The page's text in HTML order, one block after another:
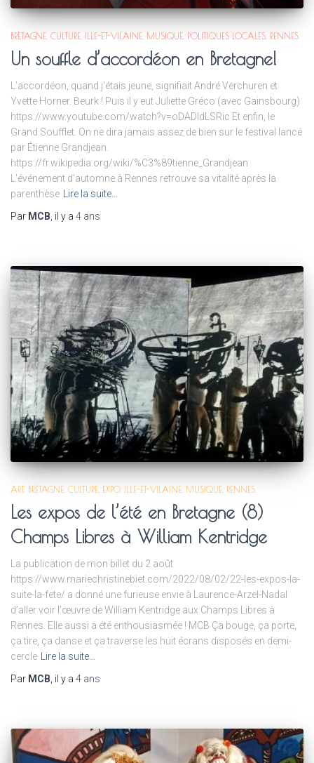
BRETAGNE CULTURE ILLE-ET-VILAINE MUSIQUE POLITIQUES LOCALES RENNES
Un souffle d’accordéon en Bretagne!
L’accordéon, quand j’étais jeune, signifiait André Verchuren et
Yvette Horner. Beurk ! Puis il y eut Juliette Gréco (avec Gainsbourg)
https://www.youtube.com/watch?v=oDADIdLSRic Et enfin, le
Grand Soufflet. On ne dira jamais assez de bien sur le festival lancé
par Étienne Grandjean.
https://fr.wikipedia.org/wiki/%C3%89tienne_Grandjean
L’événement d’automne à Rennes retrouve sa vitalité après la
parenthèse Lire la suite…
Par MCB, il y a 4 ans
ART BRETAGNE CULTURE EXPO ILLE-ET-VILAINE MUSIQUE RENNES
Les expos de l’été en Bretagne (8)
Champs Libres à William Kentridge
La publication de mon billet du 2 août
https://www.mariechristinebiet.com/2022/08/02/22-les-expos-la-
suite-la-fete/ a donné une furieuse envie à Laurence-Arzel-Nadal
d’aller voir l’œuvre de William Kentridge aux Champs Libres à
Rennes. Elle aussi a été enthousiasmée ! MCB Ça bouge, ça porte,
ça tire, ça danse et ça traverse les huit écrans disposés en demi-
cercle
Lire la suite…
Par MCB , il y a 4 ans